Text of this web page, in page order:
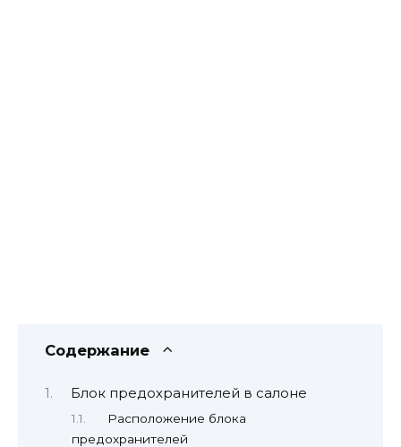
Содержание
Блок предохранителей в салоне
Расположение блока
предохранителей